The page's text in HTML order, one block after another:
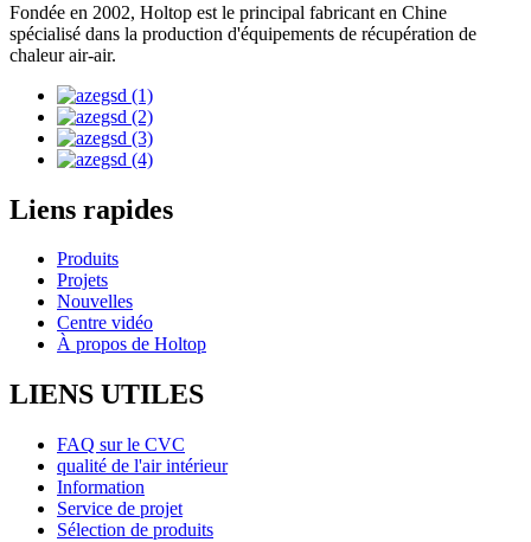
Fondée en 2002, Holtop est le principal fabricant en Chine
spécialisé dans la production d'équipements de récupération de
chaleur air-air.
Liens rapides
Produits
Projets
Nouvelles
Centre vidéo
À propos de Holtop
LIENS UTILES
FAQ sur le CVC
qualité de l'air intérieur
Information
Service de projet
Sélection de produits